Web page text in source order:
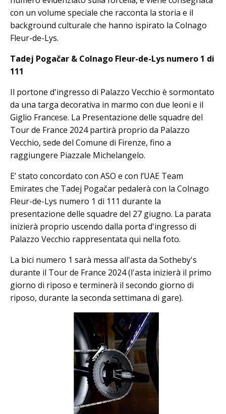
con un volume speciale che racconta la storia e il
background culturale che hanno ispirato la Colnago
Fleur-de-Lys.
Tadej Pogačar & Colnago Fleur-de-Lys numero 1 di
111
Il portone d'ingresso di Palazzo Vecchio è sormontato
da una targa decorativa in marmo con due leoni e il
Giglio Francese. La Presentazione delle squadre del
Tour de France 2024 partirà proprio da Palazzo
Vecchio, sede del Comune di Firenze, fino a
raggiungere Piazzale Michelangelo.
E’ stato concordato con ASO e con l’UAE Team
Emirates che Tadej Pogačar pedalerà con la Colnago
Fleur-de-Lys numero 1 di 111 durante la
presentazione delle squadre del 27 giugno. La parata
inizierà proprio uscendo dalla porta d'ingresso di
Palazzo Vecchio rappresentata qui nella foto.
La bici numero 1 sarà messa all'asta da Sotheby's
durante il Tour de France 2024 (l'asta inizierà il primo
giorno di riposo e terminerà il secondo giorno di
riposo, durante la seconda settimana di gare).